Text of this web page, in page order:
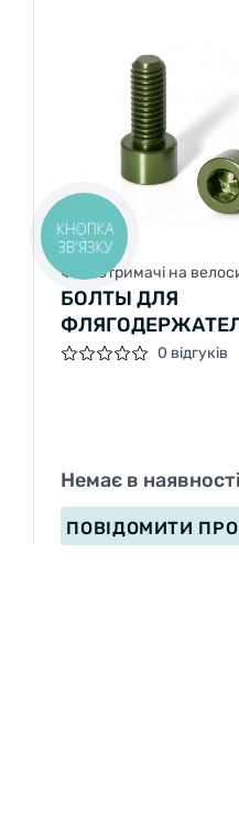
Фляготримачі на
БОЛТЫ ДЛЯ
X02, 2ШТ,0 відгуків
Немає в наявності
ПОВІДОМИТИ
КНОПКА
ЗВ'ЯЗКУ